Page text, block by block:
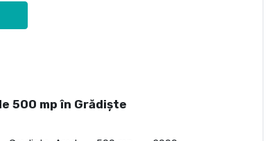
500 mp în Grădiște